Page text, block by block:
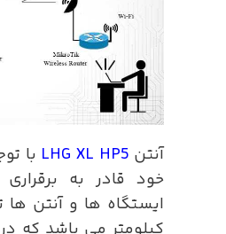
آنتن LHG XL HP5 با
خود قادر به برقراری